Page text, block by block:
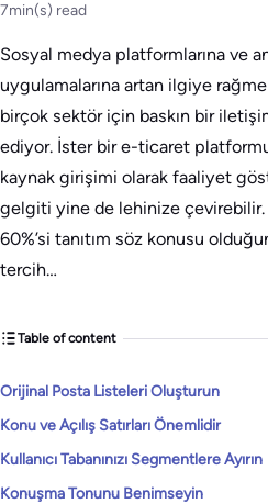
7min(s) read
Sosyal medya platformlarına ve
uygulamalarına artan ilgiye
birçok sektör için baskın bir
ediyor. İster bir e-ticaret
kaynak girişimi olarak faaliyet
gelgiti yine de lehinize
60%’si tanıtım söz konusu
tercih…
Table of content
Orijinal Posta Listeleri Oluşturun
Konu ve Açılış Satırları Önemlidir
Kullanıcı Tabanınızı Segmentlere Ayırın
Konuşma Tonunu Benimseyin